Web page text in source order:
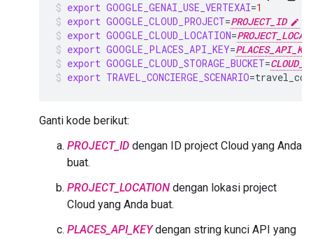
export GOOGLE_GENAI_USE_VERTEXAI=1
export GOOGLE_CLOUD_PROJECT=PROJECT_ID
export GOOGLE_CLOUD_LOCATION=
export GOOGLE_PLACES_API_KEY=PLACES_API_KEY
export GOOGLE_CLOUD_STORAGE_BUCKET=
export TRAVEL_CONCIERGE_SCENARIO=
Ganti kode berikut:
PROJECT_ID dengan ID project Cloud yang Anda
buat.
PROJECT_LOCATION dengan lokasi project
Cloud yang Anda buat.
PLACES_API_KEYdengan string kunci API yang